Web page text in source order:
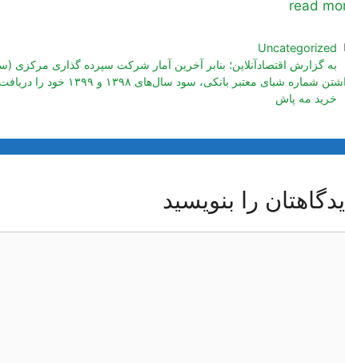
read
دسته‌ها
Uncategorized
شماره شبای معتبر بانکی، سود سال‌های ۱۳۹۸ و ۱۳۹۹ خود را دریافت نکرده‌اند.
خرید مه پاش
را بنویسید